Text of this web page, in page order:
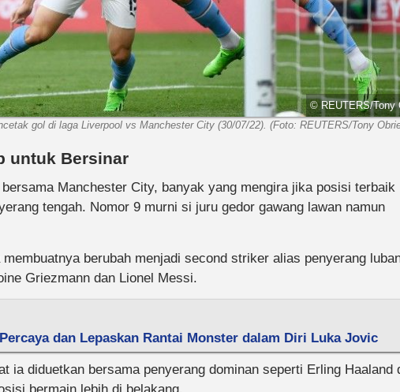
© REUTERS/Tony
gol di laga Liverpool vs Manchester City (30/07/22). (Foto: REUTERS/Tony
untuk Bersinar
Manchester City, banyak yang mengira jika posisi terbaik
tengah. Nomor 9 murni si juru gedor gawang lawan namun
berubah menjadi second striker alias penyerang
Griezmann dan Lionel Messi.
dan Lepaskan Rantai Monster dalam Diri Luka Jovic
ia diduetkan bersama penyerang dominan seperti Erling Haaland